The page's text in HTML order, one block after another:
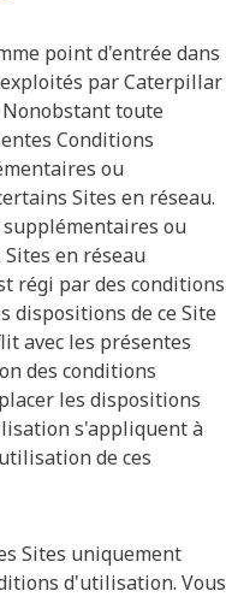
point d'entrée dans
par Caterpillar
toute
Conditions
ou
Sites en réseau.
supplémentaires ou
en réseau
régi par des conditions
dispositions de ce Site
avec les présentes
des conditions
les dispositions
s'appliquent à
de ces
Sites uniquement
d'utilisation. Vous